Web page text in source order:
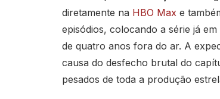
diretamente na HBO Maxe
episódios, colocando a série já
de quatro anos fora do ar. A
causa do desfecho brutal do
pesados de toda a produção